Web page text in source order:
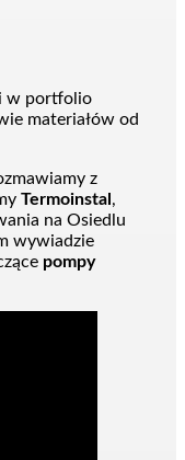
w portfolio
materiałów od
z
Termoinstal ,
na Osiedlu
wywiadzie
pompy